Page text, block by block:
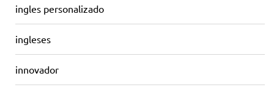
ingles personalizado
ingleses
innovador